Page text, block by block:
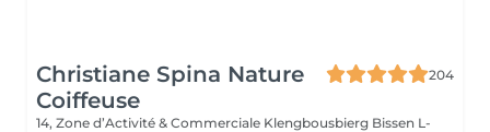
Christiane Spina Nature
Coiffeuse
204
14, Zone d’Activité & Commerciale Klengbousbierg Bissen L-